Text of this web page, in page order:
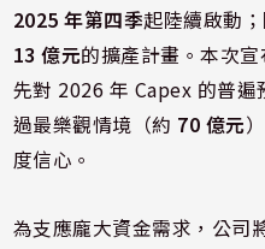
2025 年第四季起陸續啟動
13 億元的擴產計畫。本次
先對 2026 年 Capex 的普遍
過最樂觀情境（約 70 億元
度信心。
為支應龐大資金需求，公司